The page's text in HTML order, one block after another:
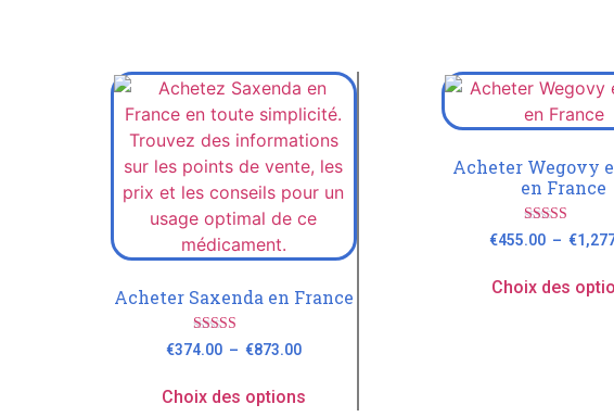
Acheter Saxenda en France
Note
4.79
€374.00 – €873.00
Choix des options
Acheter Wegovy
en France
Note
4.73
€455.00 – €
Choix des